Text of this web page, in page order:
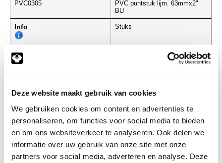
Deze website maakt gebruik van cookies
We gebruiken cookies om content en advertenties te
personaliseren, om functies voor social media te bieden
en om ons websiteverkeer te analyseren. Ook delen we
informatie over uw gebruik van onze site met onze
partners voor social media, adverteren en analyse. Deze
PVC0305
PVC puntstuk lijm. 63mmx2"
BU
Info Stuks
PVC0306
PVC puntstuk lijm. 75/63mmx2
Info Stuks
-